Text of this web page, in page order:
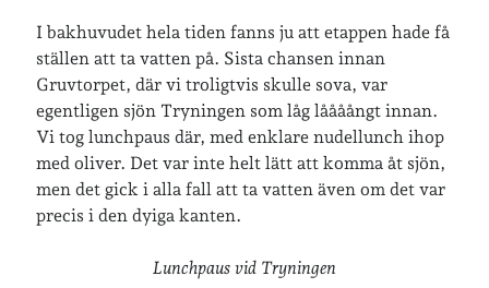
I bakhuvudet hela tiden fanns ju att etappen hade få
ställen att ta vatten på. Sista chansen innan
Gruvtorpet, där vi troligtvis skulle sova, var
egentligen sjön Tryningen som låg låååångt innan.
Vi tog lunchpaus där, med enklare nudellunch ihop
med oliver. Det var inte helt lätt att komma åt sjön,
men det gick i alla fall att ta vatten även om det var
precis i den dyiga kanten.
Lunchpaus vid Tryningen